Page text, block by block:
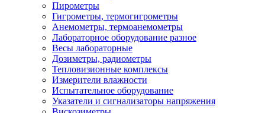
Пирометры
Гигрометры, термогигрометры
Анемометры, термоанемометры
Лабораторное оборудование разное
Весы лабораторные
Дозиметры, радиометры
Тепловизионные комплексы
Измерители влажности
Испытательное оборудование
Указатели и сигнализаторы напряжения